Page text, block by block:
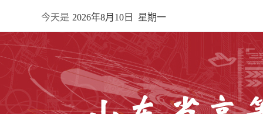
今天是 2026年8月10日 星期一